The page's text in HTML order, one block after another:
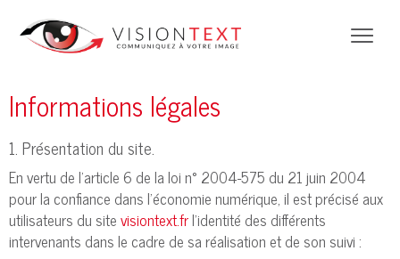
Informations légales
1. Présentation du site.
En vertu de l'article 6 de la loi n° 2004-575 du 21 juin 2004
pour la confiance dans l'économie numérique, il est précisé aux
utilisateurs du sitevisiontext.frl'identité des différents
intervenants dans le cadre de sa réalisation et de son suivi :